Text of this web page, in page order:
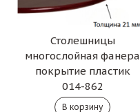
Столешницы
многослойная фанера
покрытие пластик
014-862